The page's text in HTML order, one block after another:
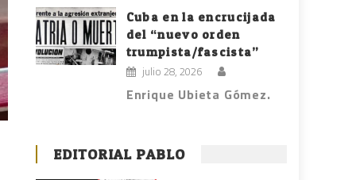
Cuba en la encrucijada
del “nuevo orden
trumpista/fascista”
julio 28, 2026
Enrique Ubieta Gómez.
EDITORIAL PABLO